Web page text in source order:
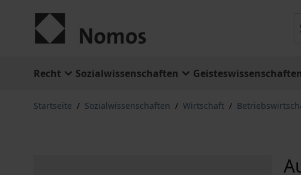
Recht Sozialwissenschaften Geisteswissenschaften
Startseite / Sozialwissenschaften / Wirtschaft /